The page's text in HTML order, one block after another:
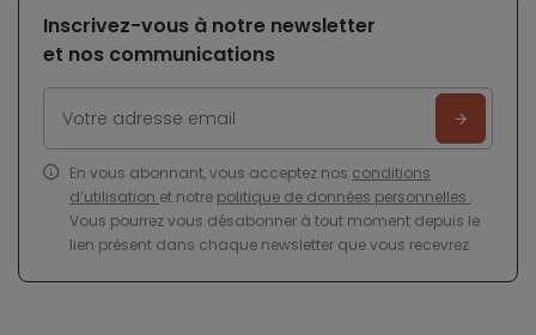
Inscrivez-vous à notre newsletter
et nos communications
En vous abonnant, vous acceptez nos conditions
d’utilisation et notre politique de données personnelles .
Vous pourrez vous désabonner à tout moment depuis le
lien présent dans chaque newsletter que vous recevrez.